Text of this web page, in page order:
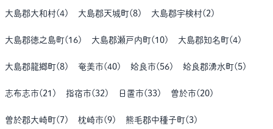
大島郡大和村(4) 大島郡天城町(8) 大島郡宇検村( 2 )
大島郡徳之島町( 16) 大島郡瀬戸内町( 10) 大島郡知名町(4)
大島郡龍郷町(8) 奄美市(40) 姶良市( 56) 姶良郡湧水町( 5)
志布志市( 21 ) 指宿市(32 ) 日置市(33) 曽於市( 20)
曽於郡大崎町( 7 ) 枕崎市(9) 熊毛郡中種子町(3)